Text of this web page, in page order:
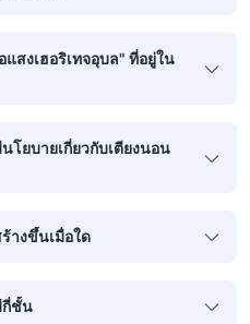
สงเฮอริเทจอุบล" ที่อยู่ใน
โยบายเกี่ยวกับเตียงนอน
างขึ้นเมื่อใด
กี่ชั้น